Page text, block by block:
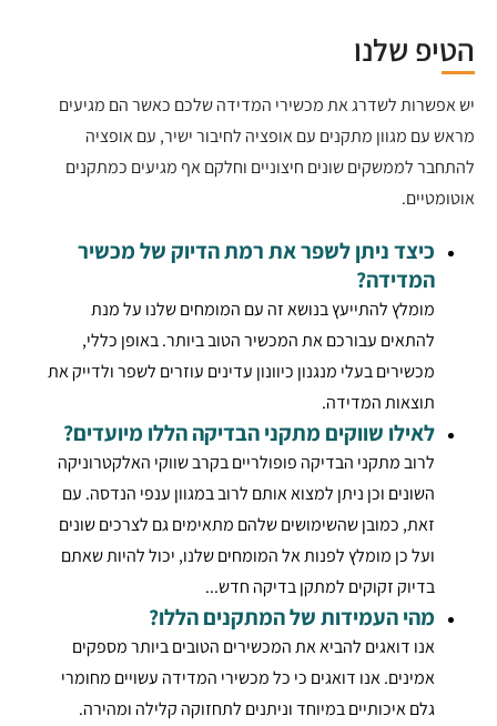
הטיפ שלנו
יש אפשרות לשדרג את מכשירי המדידה שלכם כאשר הם מגיעים
מראש עם מגוון מתקנים עם אופציה לחיבור ישיר, עם אופציה
להתחבר לממשקים שונים חיצוניים וחלקם אף מגיעים כמתקנים
אוטומטיים.
כיצד ניתן לשפר את רמת הדיוק של מכשיר
המדידה?
מומלץ להתייעץ בנושא זה עם המומחים שלנו על מנת
להתאים עבורכם את המכשיר הטוב ביותר. באופן כללי,
מכשירים בעלי מנגנון כיוונון עדינים עוזרים לשפר ולדייק את
תוצאות המדידה.
לאילו שווקים מתקני הבדיקה הללו מיועדים?
לרוב מתקני הבדיקה פופולריים בקרב שווקי האלקטרוניקה
השונים וכן ניתן למצוא אותם לרוב במגוון ענפי הנדסה. עם
זאת, כמובן שהשימושים שלהם מתאימים גם לצרכים שונים
ועל כן מומלץ לפנות אל המומחים שלנו, יכול להיות שאתם
בדיוק זקוקים למתקן בדיקה חדש...
מהי העמידות של המתקנים הללו?
אנו דואגים להביא את המכשירים הטובים ביותר מספקים
אמינים. אנו דואגים כי כל מכשירי המדידה עשויים מחומרי
גלם איכותיים במיוחד וניתנים לתחזוקה קלילה ומהירה.